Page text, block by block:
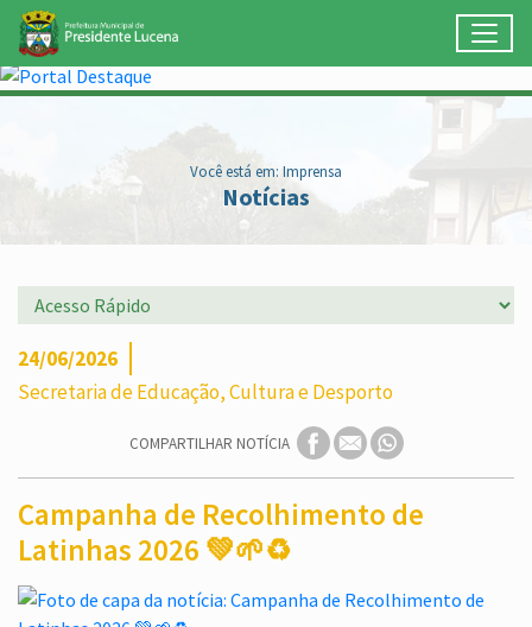
Ir para conteúdo principal
Você está em: Imprensa
Notícias
24/06/2026
Secretaria de Educação, Cultura e Desporto
COMPARTILHAR NOTÍCIA
Campanha de Recolhimento de
Latinhas 2026 💚🌱♻️